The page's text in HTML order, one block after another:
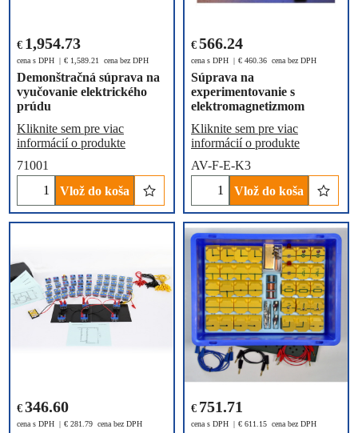
€ 1,954.73
cena s DPH € 1,589.21 cena bez DPH
Demonštračná súprava na
vyučovanie elektrického
prúdu
Kliknite sem pre viac
informácií o produkte
71001
Vlož do koša
€ 566.24
cena s DPH € 460.36 cena bez DPH
Súprava na
experimentovanie s
elektromagnetizmom
Kliknite sem pre viac
informácií o produkte
AV-F-E-K3
Vlož do koša
€ 346.60
cena s DPH € 281.79 cena bez DPH
€ 751.71
cena s DPH € 611.15 cena bez DPH